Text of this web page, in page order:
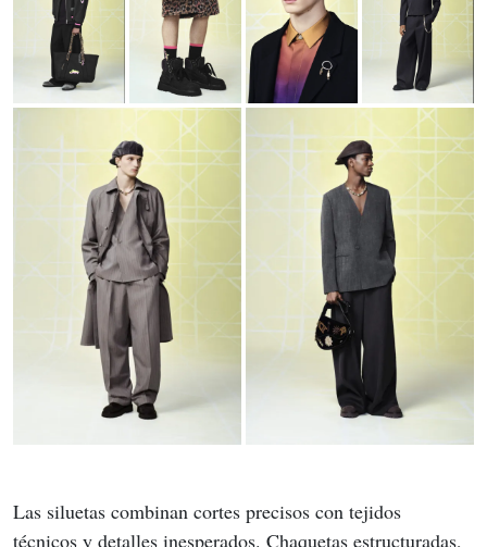
Las siluetas combinan cortes precisos con tejidos
técnicos y detalles inesperados. Chaquetas estructuradas,